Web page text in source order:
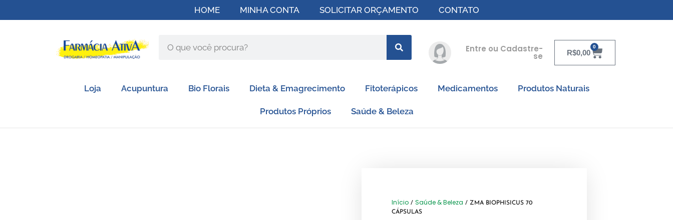
HOME MINHA CONTA SOLICITAR ORÇAMENTO CONTATO
Entre ou Cadastre-
se R$0,00
0
Loja Acupuntura Bio Florais Dieta & Emagrecimento Fitoterápicos Medicamentos Produtos Naturais
Produtos Próprios Saúde & Beleza
Início / Saúde & Beleza / ZMA BIOPHISICUS 70
CÁPSULAS